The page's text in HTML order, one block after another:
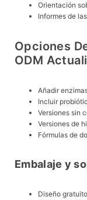
Orientación
Informes de
Opciones
ODM
Añadir
Incluir
Versiones sin
Versiones de
Fórmulas de
Embalaje y
Diseño